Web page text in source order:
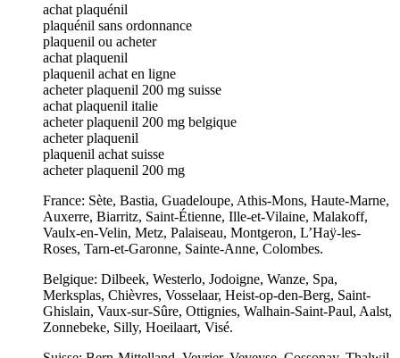
achat plaquénil
plaquénil sans ordonnance
plaquenil ou acheter
achat plaquenil
plaquenil achat en ligne
acheter plaquenil 200 mg suisse
achat plaquenil italie
acheter plaquenil 200 mg belgique
acheter plaquenil
plaquenil achat suisse
acheter plaquenil 200 mg
France: Sète, Bastia, Guadeloupe, Athis-Mons, Haute-Marne,
Auxerre, Biarritz, Saint-Étienne, Ille-et-Vilaine, Malakoff,
Vaulx-en-Velin, Metz, Palaiseau, Montgeron, L’Haÿ-les-
Roses, Tarn-et-Garonne, Sainte-Anne, Colombes.
Belgique: Dilbeek, Westerlo, Jodoigne, Wanze, Spa,
Merksplas, Chièvres, Vosselaar, Heist-op-den-Berg, Saint-
Ghislain, Vaux-sur-Sûre, Ottignies, Walhain-Saint-Paul, Aalst,
Zonnebeke, Silly, Hoeilaart, Visé.